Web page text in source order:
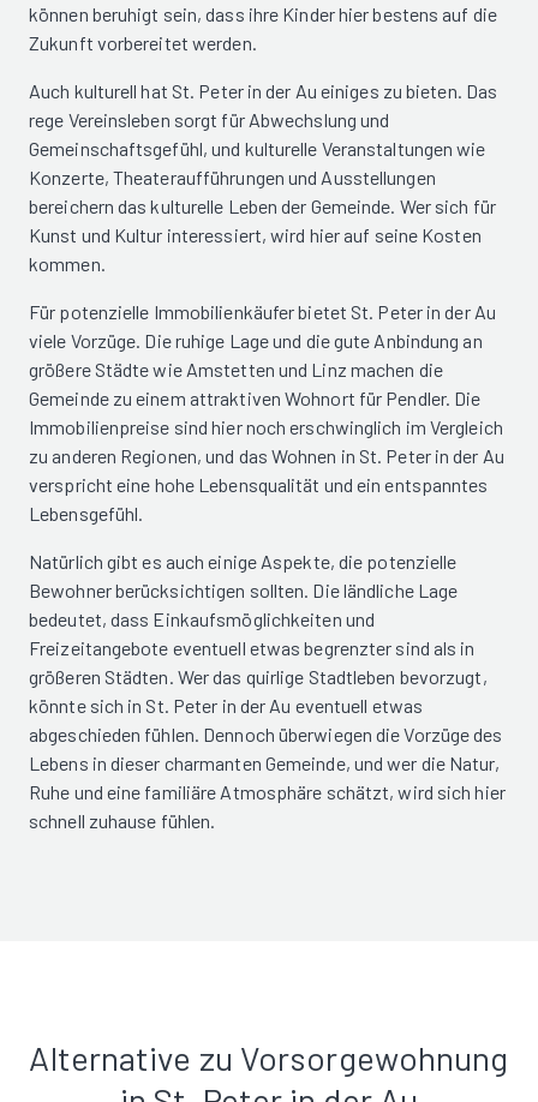
können beruhigt sein, dass ihre Kinder hier bestens auf die
Zukunft vorbereitet werden.
Auch kulturell hat St. Peter in der Au einiges zu bieten. Das
rege Vereinsleben sorgt für Abwechslung und
Gemeinschaftsgefühl, und kulturelle Veranstaltungen wie
Konzerte, Theateraufführungen und Ausstellungen
bereichern das kulturelle Leben der Gemeinde. Wer sich für
Kunst und Kultur interessiert, wird hier auf seine Kosten
kommen.
Für potenzielle Immobilienkäufer bietet St. Peter in der Au
viele Vorzüge. Die ruhige Lage und die gute Anbindung an
größere Städte wie Amstetten und Linz machen die
Gemeinde zu einem attraktiven Wohnort für Pendler. Die
Immobilienpreise sind hier noch erschwinglich im Vergleich
zu anderen Regionen, und das Wohnen in St. Peter in der Au
verspricht eine hohe Lebensqualität und ein entspanntes
Lebensgefühl.
Natürlich gibt es auch einige Aspekte, die potenzielle
Bewohner berücksichtigen sollten. Die ländliche Lage
bedeutet, dass Einkaufsmöglichkeiten und
Freizeitangebote eventuell etwas begrenzter sind als in
größeren Städten. Wer das quirlige Stadtleben bevorzugt,
könnte sich in St. Peter in der Au eventuell etwas
abgeschieden fühlen. Dennoch überwiegen die Vorzüge des
Lebens in dieser charmanten Gemeinde, und wer die Natur,
Ruhe und eine familiäre Atmosphäre schätzt, wird sich hier
schnell zuhause fühlen.
Alternative zu Vorsorgewohnung